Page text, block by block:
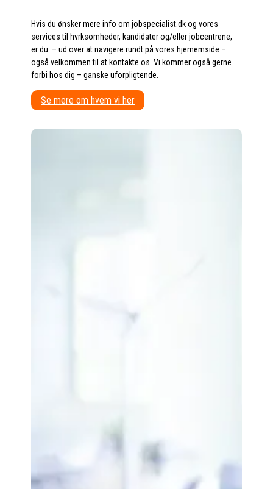
Hvis du ønsker mere info om jobspecialist.dk og vores
services til hvrksomheder, kandidater og/eller jobcentrene,
er du – ud over at navigere rundt på vores hjememside –
også velkommen til at kontakte os. Vi kommer også gerne
forbi hos dig – ganske uforpligtende.
Se mere om hvem vi her